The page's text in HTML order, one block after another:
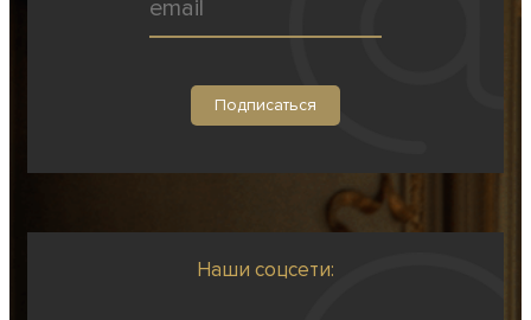
Наши соцсети: